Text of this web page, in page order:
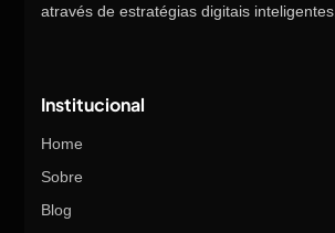
através de estratégias digitais inteligentes.
Institucional
Home
Sobre
Blog